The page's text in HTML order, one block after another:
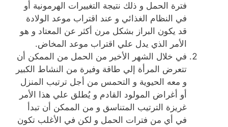
فترة الحمل و ذلك نتيجة التغييرات الهرمونية أو
في النظام الغذائي و عند اقتراب موعد الولادة
قد يكون البراز بشكل مرن أكثر عن المعتاد و هو
الأمر الذي يدل علي اقتراب موعد المخاض.
في خلال الشهر الأخير من الحمل من الممكن أن
تتعرض المرأة إلي طاقة وفيرة من النشاط الكبير
و معه الحيوية و التحمس من أجل ترتيب المنزل
أو أغراض المولود القادم و يُطلق علي هذا الأمر
غريزة الترتيب المتناسق و من الممكن أن تبدأ
في أي من فترات الحمل و لكن في الأغلب تكون